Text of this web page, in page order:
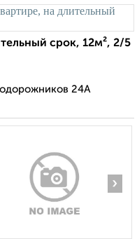
срок, 12м², 2/5
24А
›